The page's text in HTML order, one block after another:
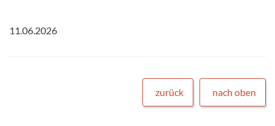
11.06.2026
zurück nach oben